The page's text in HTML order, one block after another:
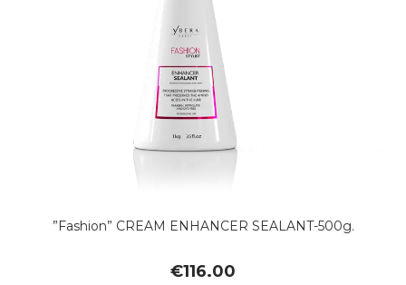
”Fashion” CREAM ENHANCER SEALANT-500g.
€116.00